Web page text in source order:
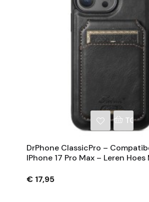
DrPhone ClassicPro –
IPhone 17 Pro Max – Leren Hoes
MagSafe
€ 17,95